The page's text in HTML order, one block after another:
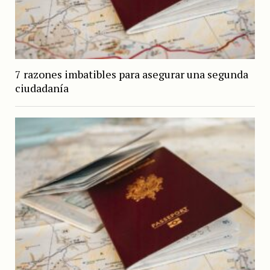
7 razones imbatibles para asegurar una segunda
ciudadanía